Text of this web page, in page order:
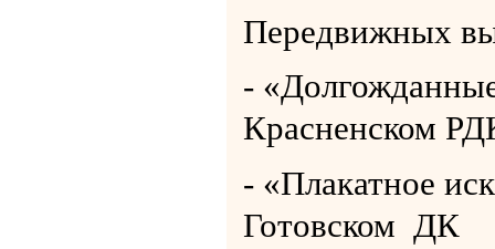
Передвижных
-
Красненском
- «Плакатное
Готовском ДК